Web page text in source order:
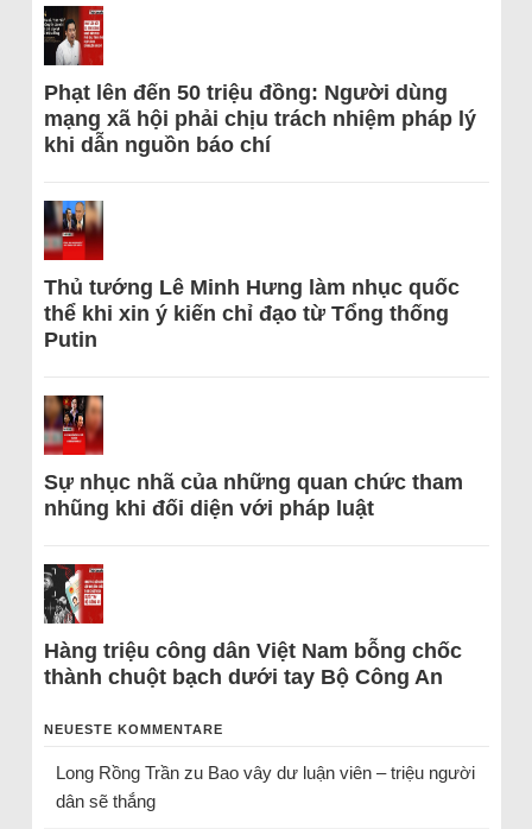
Phạt lên đến 50 triệu đồng: Người dùng
mạng xã hội phải chịu trách nhiệm pháp lý
khi dẫn nguồn báo chí
Thủ tướng Lê Minh Hưng làm nhục quốc
thể khi xin ý kiến chỉ đạo từ Tổng thống
Putin
Sự nhục nhã của những quan chức tham
nhũng khi đối diện với pháp luật
Hàng triệu công dân Việt Nam bỗng chốc
thành chuột bạch dưới tay Bộ Công An
NEUESTE KOMMENTARE
Long Rồng Trầnzu Bao vây dư luận viên – triệu người
dân sẽ thắng